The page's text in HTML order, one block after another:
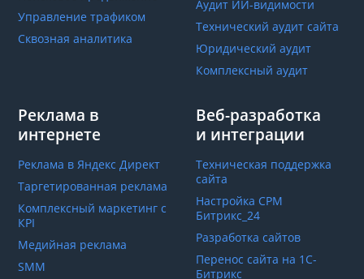
Управление трафиком
Сквозная аналитика
Аудит ИИ-видимости
Технический аудит сайта
Юридический аудит
Комплексный аудит
Реклама в
интернете
Реклама в Яндекс Директ
Таргетированная реклама
Комплексный маркетинг с
КРІ
Медийная реклама
SMM
Веб-разработка
и интеграции
Техническая поддержка
сайта
Настройка СРМ
Битрикс_24
Разработка сайтов
Перенос сайта на 1С-
Битрикс